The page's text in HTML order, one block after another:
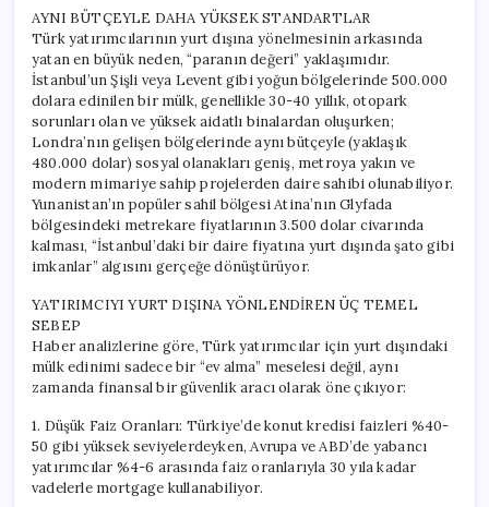
AYNI BÜTÇEYLE DAHA YÜKSEK STANDARTLAR
Türk yatırımcılarının yurt dışına yönelmesinin arkasında
yatan en büyük neden, “paranın değeri” yaklaşımıdır.
İstanbul’un Şişli veya Levent gibi yoğun bölgelerinde 500.000
dolara edinilen bir mülk, genellikle 30-40 yıllık, otopark
sorunları olan ve yüksek aidatlı binalardan oluşurken;
Londra’nın gelişen bölgelerinde aynı bütçeyle (yaklaşık
480.000 dolar) sosyal olanakları geniş, metroya yakın ve
modern mimariye sahip projelerden daire sahibi olunabiliyor.
Yunanistan’ın popüler sahil bölgesi Atina’nın Glyfada
bölgesindeki metrekare fiyatlarının 3.500 dolar civarında
kalması, “İstanbul’daki bir daire fiyatına yurt dışında şato gibi
imkanlar” algısını gerçeğe dönüştürüyor.
YATIRIMCIYI YURT DIŞINA YÖNLENDİREN ÜÇ TEMEL
SEBEP
Haber analizlerine göre, Türk yatırımcılar için yurt dışındaki
mülk edinimi sadece bir “ev alma” meselesi değil, aynı
zamanda finansal bir güvenlik aracı olarak öne çıkıyor:
1. Düşük Faiz Oranları: Türkiye’de konut kredisi faizleri %40-
50 gibi yüksek seviyelerdeyken, Avrupa ve ABD’de yabancı
yatırımcılar %4-6 arasında faiz oranlarıyla 30 yıla kadar
vadelerle mortgage kullanabiliyor.